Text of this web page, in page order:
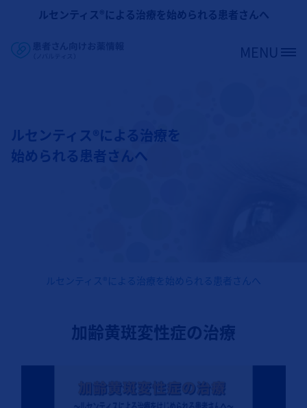
メインコンテンツに移動
ルセンティス®による治療を始められる患者さんへ
Site Logo MENU
ルセンティス®による治療を
始められる患者さんへ
ルセンティス®による治療を始められる患者さんへ
加齢黄斑変性症の治療